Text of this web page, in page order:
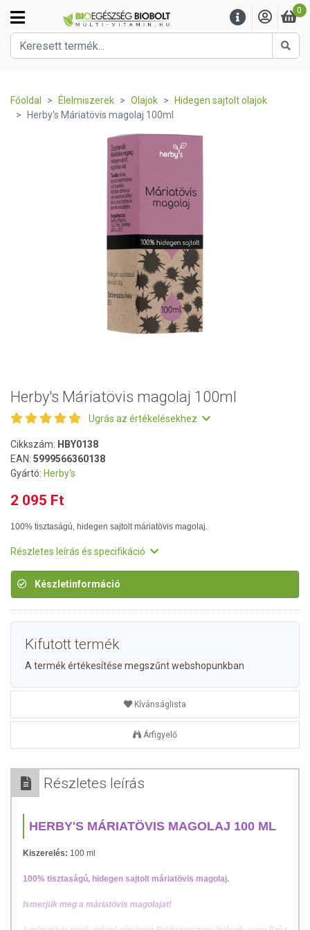
0
Főoldal Élelmiszerek Olajok
Hidegen sajtolt olajok
Herby's Máriatövis magolaj 100ml
Herby's Máriatövis magolaj 100ml
Ugrás az értékelésekhez
Cikkszám: HBY0138
EAN: 5999566360138
Gyártó: Herby's
2 095 Ft
100% tisztaságú, hidegen sajtolt máriatövis magolaj.
Részletes leírás és specifikáció
Készletinformáció
Kifutott termék
A termék értékesítése megszűnt webshopunkban
Kívánságlista
Árfigyelő
Részletes leírás
HERBY'S MÁRIATÖVIS MAGOLAJ 100 ML
Kiszerelés: 100 ml
100% tisztaságú, hidegen sajtolt máriatövis magolaj.
Ismerjük meg a máriatövis magolajat!